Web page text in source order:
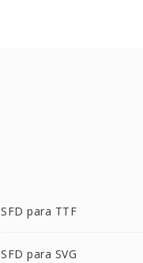
SFD para TTF
SFD para SVG